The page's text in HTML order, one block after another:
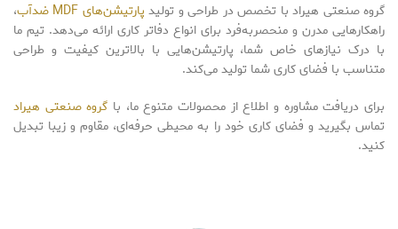
گروه صنعتی هیراد با تخصص در طراحی و تولید پارتیشن‌های MDF ضدآب
،
راهکارهایی مدرن و منحصربه‌فرد برای انواع دفاتر کاری ارائه می‌دهد. تیم ما
با درک نیازهای خاص شما، پارتیشن‌هایی با بالاترین کیفیت و طراحی
متناسب با فضای کاری شما تولید می‌کند.
برای دریافت مشاوره و اطلاع از محصولات متنوع ما، با گروه صنعتی هیراد
تماس بگیرید و فضای کاری خود را به محیطی حرفه‌ای، مقاوم و زیبا تبدیل
کنید.